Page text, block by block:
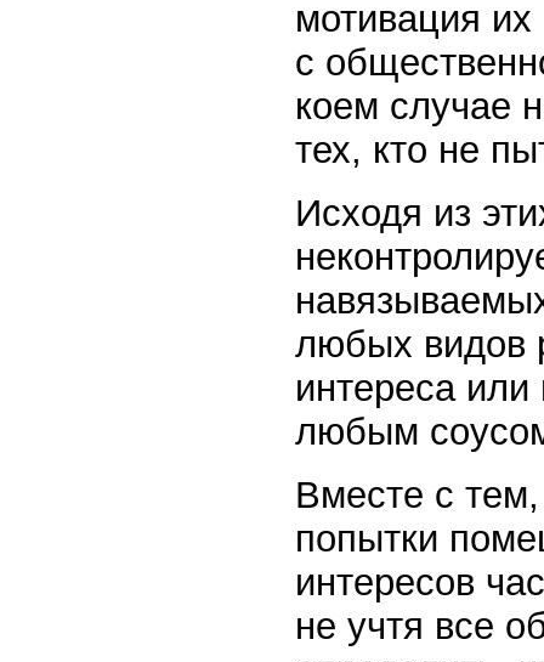
мотивация
с
коем случае
тех, кто не
Исходя из
любых видов
интереса или
любым
Вместе с
попытки
интересов
не учтя все